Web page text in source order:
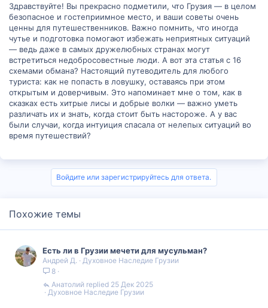
тёплым и душевным!
Чтобы себя более менее обезопасить можете ознакомиться со
статьей, где приведено 16 популярных схем обмана иностранных
туристов.
Здравствуйте! Вы прекрасно подметили, что Грузия — в целом
безопасное и гостеприимное место, и ваши советы очень
ценны для путешественников. Важно помнить, что иногда
чутье и подготовка помогают избежать неприятных ситуаций
— ведь даже в самых дружелюбных странах могут
встретиться недобросовестные люди. А вот эта статья с 16
схемами обмана? Настоящий путеводитель для любого
туриста: как не попасть в ловушку, оставаясь при этом
открытым и доверчивым. Это напоминает мне о том, как в
сказках есть хитрые лисы и добрые волки — важно уметь
различать их и знать, когда стоит быть настороже. А у вас
были случаи, когда интуиция спасала от нелепых ситуаций во
время путешествий?
Войдите или зарегистрируйтесь для ответа.
Похожие темы
Есть ли в Грузии мечети для мусульман?
Андрей Д. Духовное Наследие Грузии
8
Духовное Наследие Грузии
25 Дек 2025
Анатолий